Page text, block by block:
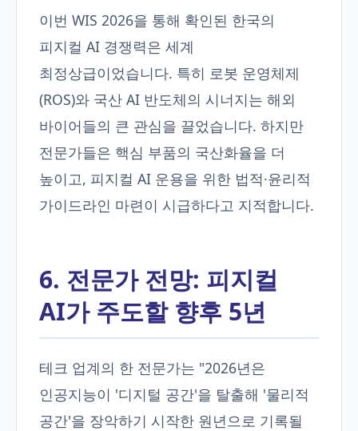
이번 WIS 2026을 통해 확인된 한국의
피지컬 AI 경쟁력은 세계
최정상급이었습니다. 특히 로봇 운영체제
(ROS)와 국산 AI 반도체의 시너지는 해외
바이어들의 큰 관심을 끌었습니다. 하지만
전문가들은 핵심 부품의 국산화율을 더
높이고, 피지컬 AI 운용을 위한 법적·윤리적
가이드라인 마련이 시급하다고 지적합니다.
6. 전문가 전망: 피지컬
AI가 주도할 향후 5년
테크 업계의 한 전문가는 "2026년은
인공지능이 '디지털 공간'을 탈출해 '물리적
공간'을 장악하기 시작한 원년으로 기록될